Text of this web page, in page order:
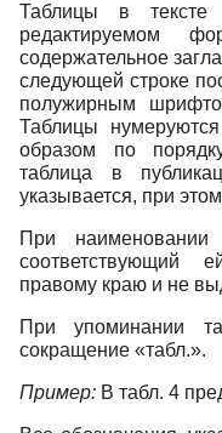
Таблицы в
редактируемом
содержательное
следующей строке
полужирным
Таблицы
образом по
таблица в
указывается, при
При
соответствующий
правому краю и не
При упоминании
сокращение «табл.».
Пример: В табл. 4